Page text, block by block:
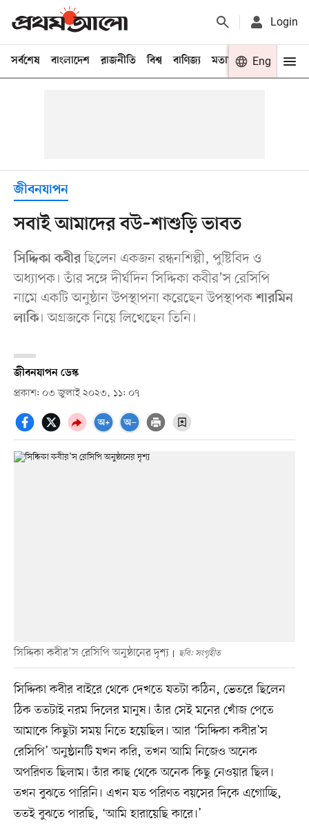
Login
সর্বশেষ বাংলাদেশ রাজনীতি বিশ্ব বাণিজ্য মতামত খেলা
Eng
জীবনযাপন
সবাই আমাদের বউ–শাশুড়ি ভাবত
সিদ্দিকা কবীরছিলেন একজন রন্ধনশিল্পী, পুষ্টিবিদ ও
অধ্যাপক। তাঁর সঙ্গে দীর্ঘদিন সিদ্দিকা কবীর’স রেসিপি
নামে একটি অনুষ্ঠান উপস্থাপনা করেছেন উপস্থাপকশারমিন
লাকি। অগ্রজকে নিয়ে লিখেছেন তিনি।
জীবনযাপন ডেস্ক
প্রকাশ: ০৩ জুলাই ২০২৩, ১১: ০৭
সিদ্দিকা কবীর’স রেসিপি অনুষ্ঠানের দৃশ্য ছবি: সংগৃহীত
সিদ্দিকা কবীর বাইরে থেকে দেখতে যতটা কঠিন, ভেতরে ছিলেন
ঠিক ততটাই নরম দিলের মানুষ। তাঁর সেই মনের খোঁজ পেতে
আমাকে কিছুটা সময় নিতে হয়েছিল। আর ‘সিদ্দিকা কবীর’স
রেসিপি’ অনুষ্ঠানটি যখন করি, তখন আমি নিজেও অনেক
অপরিণত ছিলাম। তাঁর কাছ থেকে অনেক কিছু নেওয়ার ছিল।
তখন বুঝতে পারিনি। এখন যত পরিণত বয়সের দিকে এগোচ্ছি,
ততই বুঝতে পারছি, ‘আমি হারায়েছি কারে।’